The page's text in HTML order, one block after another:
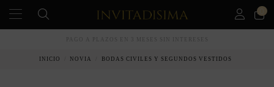
INICIO NOVIA BODAS CIVILES Y SEGUNDOS VESTIDOS